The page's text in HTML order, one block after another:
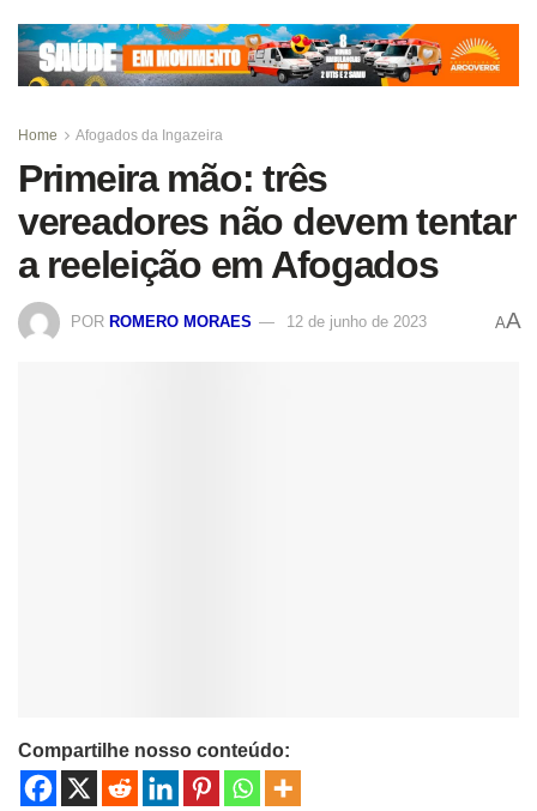
Home Afogados da Ingazeira
Primeira mão: três
vereadores não devem tentar
a reeleição em Afogados
POR ROMERO MORAES 12 de junho de 2023 AA
Compartilhe nosso conteúdo: